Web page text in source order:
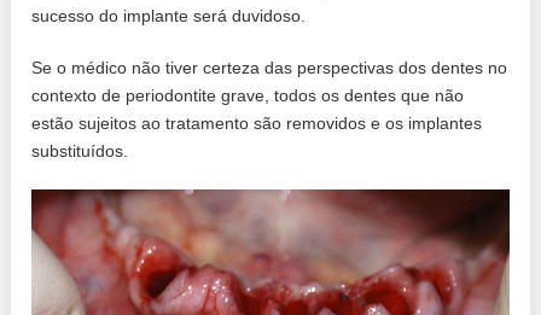
sucesso do implante será duvidoso.
Se o médico não tiver certeza das perspectivas dos dentes no
contexto de periodontite grave, todos os dentes que não
estão sujeitos ao tratamento são removidos e os implantes
substituídos.